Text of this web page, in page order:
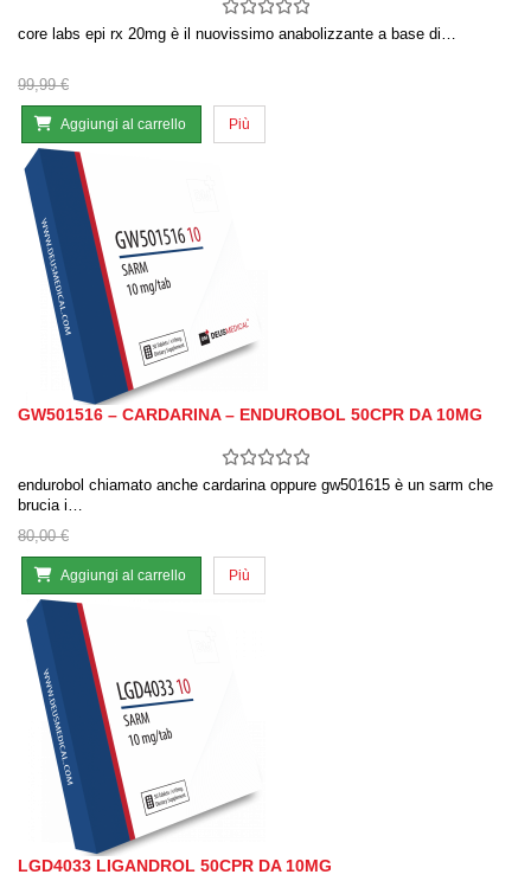
core labs epi rx 20mg è il nuovissimo anabolizzante a base di…
99,99 €
Aggiungi al carrello Più
GW501516 – CARDARINA – ENDUROBOL 50CPR DA 10MG
endurobol chiamato anche cardarina oppure gw501615 è un sarm che
brucia i…
80,00 €
Aggiungi al carrello Più
LGD4033 LIGANDROL 50CPR DA 10MG